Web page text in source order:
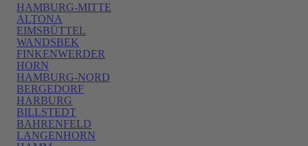
HAMBURG-MITTE
ALTONA
EIMSBÜTTEL
WANDSBEK
FINKENWERDER
HORN
HAMBURG-NORD
BERGEDORF
HARBURG
BILLSTEDT
BAHRENFELD
LANGENHORN